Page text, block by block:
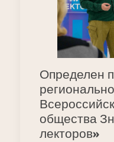
Определен
общества
лекторов»